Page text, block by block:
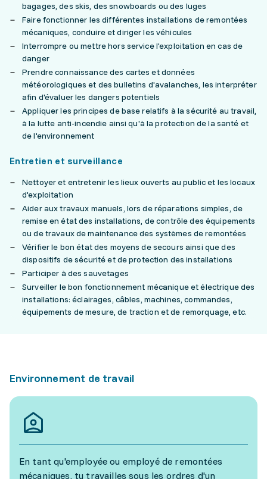
bagages, des skis, des snowboards ou des luges
Faire fonctionner les différentes installations de remontées
mécaniques, conduire et diriger les véhicules
Interrompre ou mettre hors service l'exploitation en cas de
danger
Prendre connaissance des cartes et données
météorologiques et des bulletins d'avalanches, les interpréter
afin d'évaluer les dangers potentiels
Appliquer les principes de base relatifs à la sécurité au travail,
à la lutte anti-incendie ainsi qu'à la protection de la santé et
de l'environnement
Entretien et surveillance
Nettoyer et entretenir les lieux ouverts au public et les locaux
d'exploitation
Aider aux travaux manuels, lors de réparations simples, de
remise en état des installations, de contrôle des équipements
ou de travaux de maintenance des systèmes de remontées
Vérifier le bon état des moyens de secours ainsi que des
dispositifs de sécurité et de protection des installations
Participer à des sauvetages
Surveiller le bon fonctionnement mécanique et électrique des
installations: éclairages, câbles, machines, commandes,
équipements de mesure, de traction et de remorquage, etc.
Environnement de travail
En tant qu'employée ou employé de remontées
mécaniques, tu travailles sous les ordres d'un